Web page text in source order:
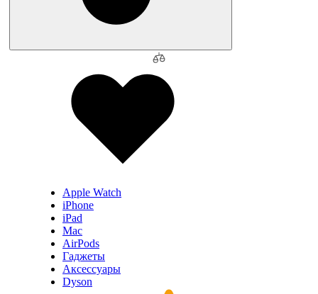
Apple Watch
iPhone
iPad
Mac
AirPods
Гаджеты
Аксессуары
Dyson